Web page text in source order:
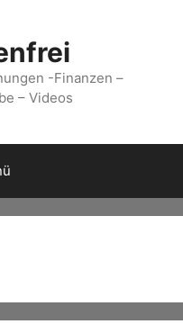
-Finanzen –
– Videos